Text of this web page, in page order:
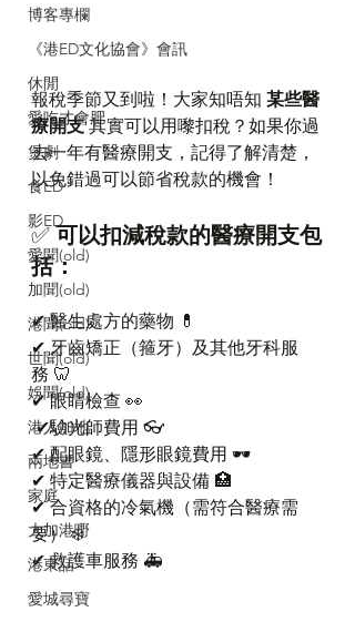
博客專欄
《港ED文化協會》會訊
休閒
愛吃才會肥
煲劇
食ED
影ED
愛聞(old)
加聞(old)
港聞(old)
世聞(old)
娛聞(old)
港人加地
兩地書
家庭
大加港嘢
港東話
愛城尋寶
報稅季節又到啦！大家知唔知 某些醫
療開支 其實可以用嚟扣稅？如果你過
去一年有醫療開支，記得了解清楚，
以免錯過可以節省稅款的機會！
✅ 可以扣減稅款的醫療開支包
括：
✔ 醫生處方的藥物 💊
✔ 牙齒矯正（箍牙）及其他牙科服
務 🦷
✔ 眼睛檢查 👀
✔驗光師費用 👓
✔ 配眼鏡、隱形眼鏡費用 🕶️
✔ 特定醫療儀器與設備 🏥
✔ 合資格的冷氣機（需符合醫療需
要） ❄️
✔ 救護車服務 🚑